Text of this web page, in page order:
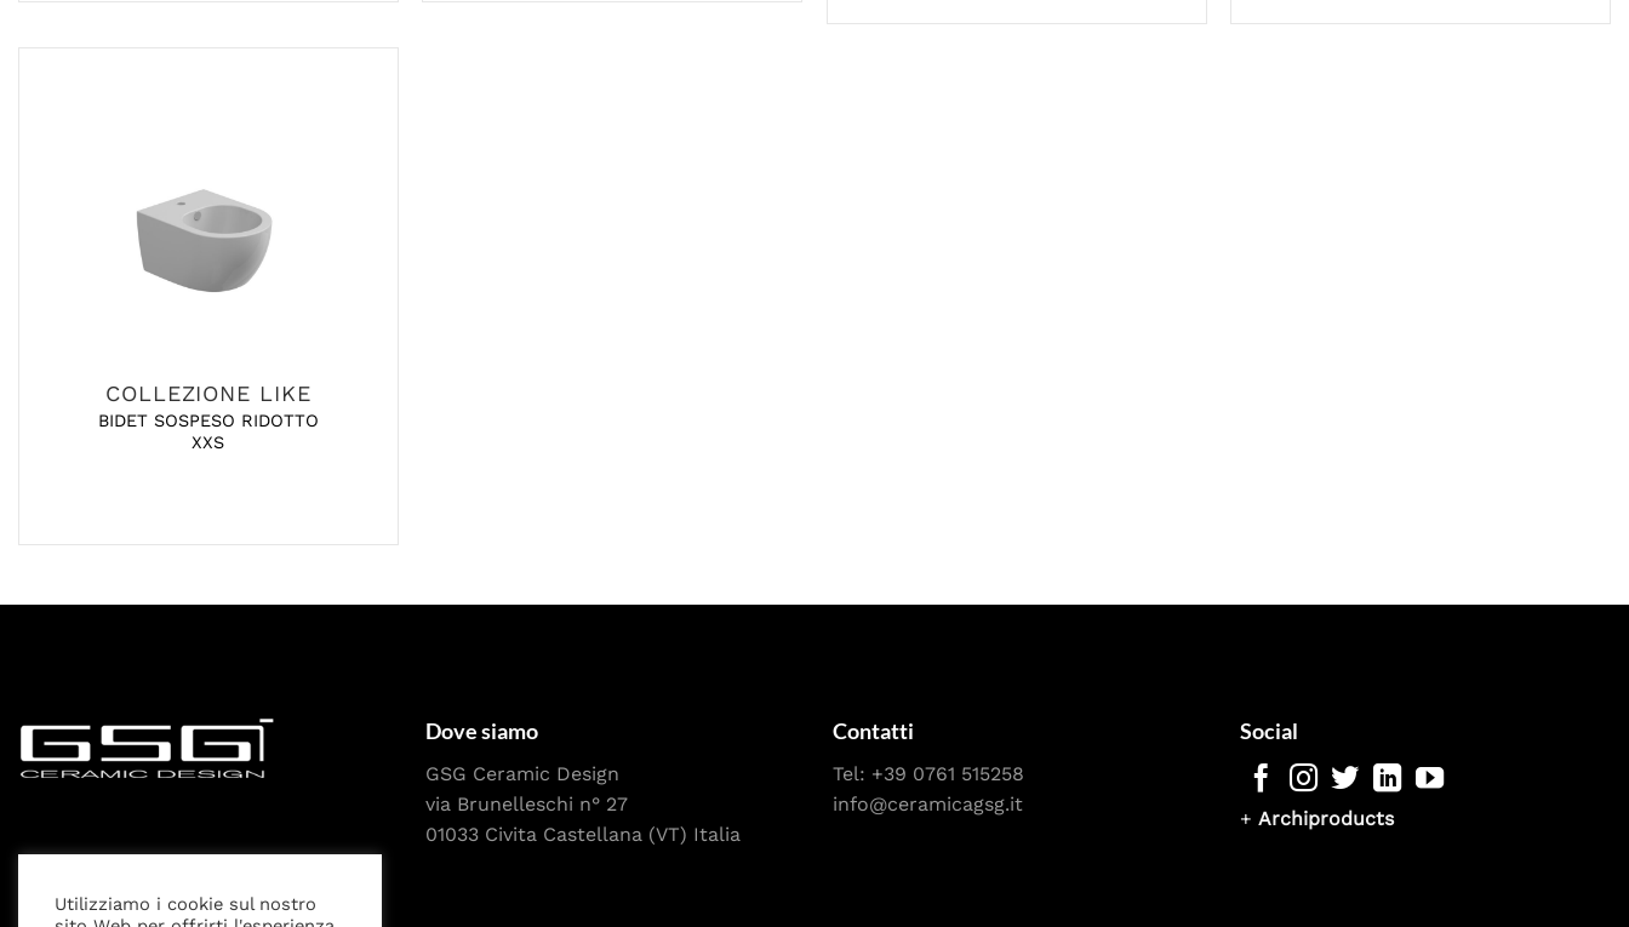
COLLEZIONE LIKE
BIDET SOSPESO RIDOTTO
XXS
Dove siamo
GSG Ceramic Design
via Brunelleschi n° 27
01033 Civita Castellana (VT) Italia
Contatti
Tel: +39 0761 515258
info@ceramicagsg.it
Social
+ Archiproducts
Utilizziamo i cookie sul nostro